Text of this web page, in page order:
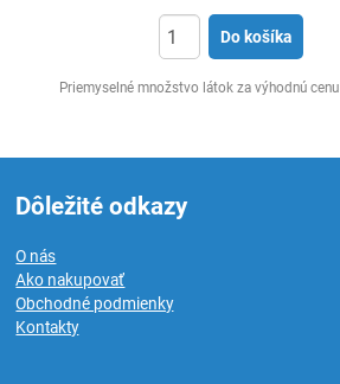
Do košíka
Priemyselné množstvo látok za výhodnú cenu
Dôležité odkazy
O nás
Ako nakupovať
Obchodné podmienky
Kontakty